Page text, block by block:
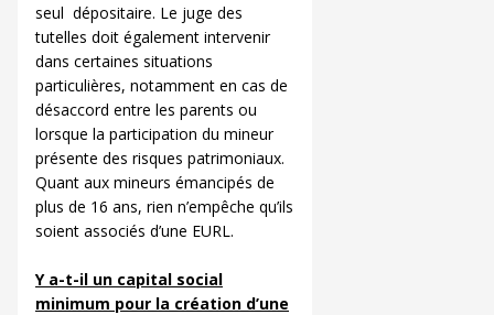
seul dépositaire. Le juge des
tutelles doit également intervenir
dans certaines situations
particulières, notamment en cas de
désaccord entre les parents ou
lorsque la participation du mineur
présente des risques patrimoniaux.
Quant aux mineurs émancipés de
plus de 16 ans, rien n’empêche qu’ils
soient associés d’une EURL.
Y a-t-il un capital social
minimum pour la création d’une